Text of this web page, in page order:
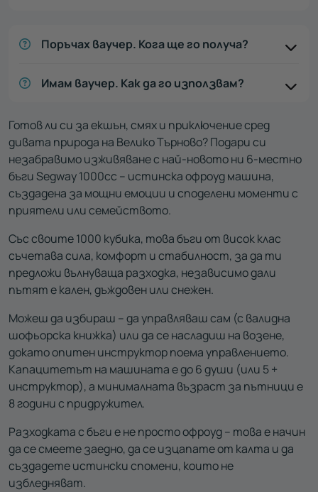
Поръчах ваучер. Кога ще го получа?
Имам ваучер. Как да го използвам?
Готов ли си за екшън, смях и приключение сред
дивата природа на Велико Търново? Подари си
незабравимо изживяване с най-новото ни 6-местно
бъги Segway 1000cc – истинска офроуд машина,
създадена за мощни емоции и споделени моменти с
приятели или семейството.
Със своите 1000 кубика, това бъги от висок клас
съчетава сила, комфорт и стабилност, за да ти
предложи вълнуваща разходка, независимо дали
пътят е кален, дъждовен или снежен.
Можеш да избираш – да управляваш сам (с валидна
шофьорска книжка) или да се насладиш на возене,
докато опитен инструктор поема управлението.
Капацитетът на машината е до 6 души (или 5 +
инструктор), а минималната възраст за пътници е
8 години с придружител.
Разходката с бъги е не просто офроуд – това е начин
да се смеете заедно, да се изцапате от калта и да
създадете истински спомени, които не
избледняват.